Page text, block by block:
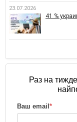
23.07.2026
41 %
Раз на
Ваш email *